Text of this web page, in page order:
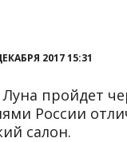
2017 15:31
пройдет
России
салон.